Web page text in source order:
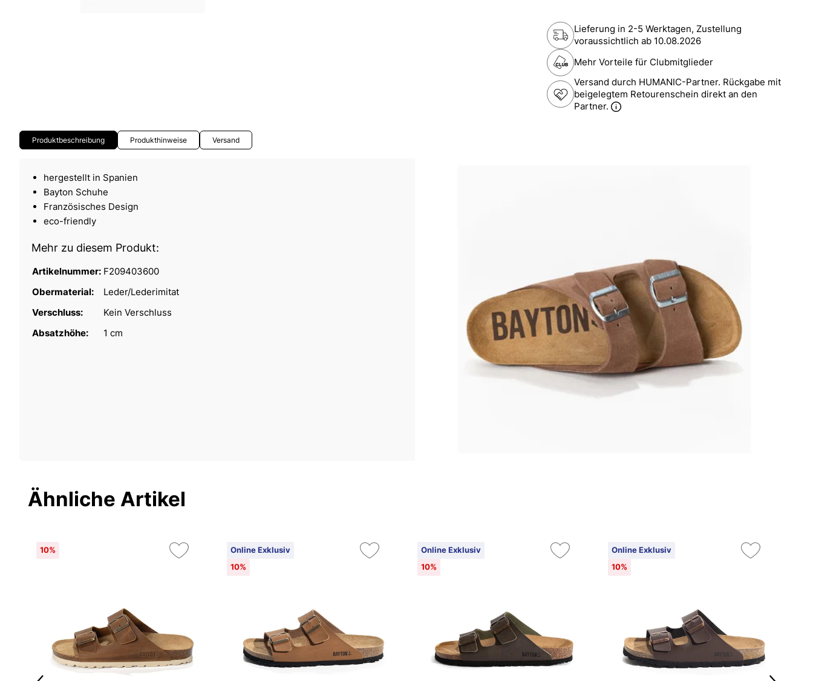
Lieferung in 2-5 Werktagen, Zustellung
voraussichtlich ab 10.08.2026
Mehr Vorteile für Clubmitglieder
Versand durch HUMANIC-Partner. Rückgabe mit
beigelegtem Retourenschein direkt an den
Partner.
Produktbeschreibung Produkthinweise Versand
hergestellt in Spanien
Bayton Schuhe
Französisches Design
eco-friendly
Mehr zu diesem Produkt:
Artikelnummer: F209403600
Obermaterial:
Leder/Lederimitat
Verschluss:
Kein Verschluss
Absatzhöhe:
1 cm
Ähnliche Artikel
10%
Online Exklusiv
10%
Online Exklusiv
10%
Online Exklusiv
10%